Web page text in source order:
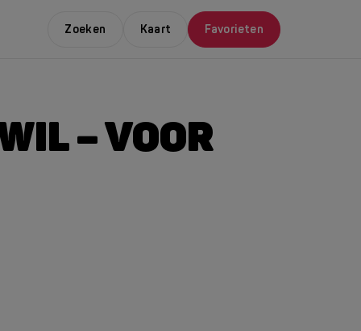
Zoeken Kaart Favorieten
– VOOR